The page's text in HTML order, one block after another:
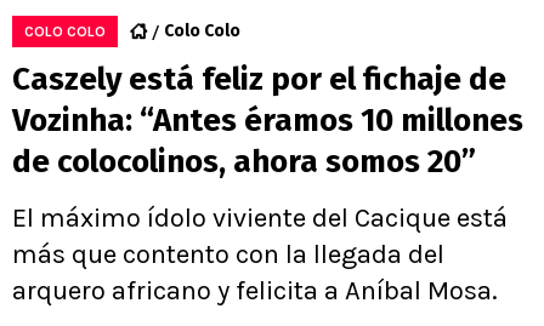
COLO COLO Colo Colo
Caszely está feliz por el fichaje de
Vozinha: “Antes éramos 10 millones
de colocolinos, ahora somos 20”
El máximo ídolo viviente del Cacique está
más que contento con la llegada del
arquero africano y felicita a Aníbal Mosa.